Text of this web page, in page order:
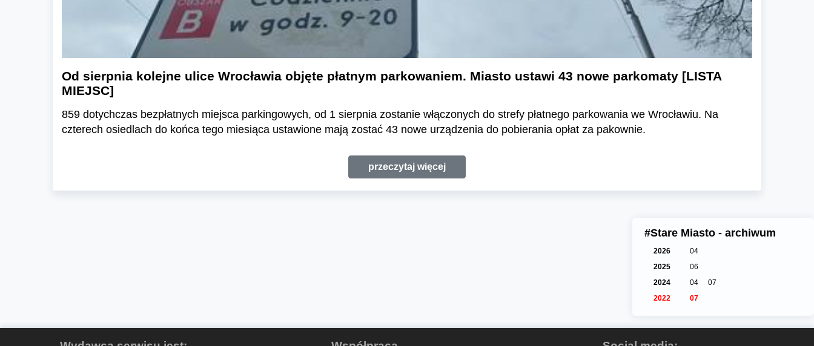
Od sierpnia kolejne ulice Wrocławia objęte płatnym parkowaniem. Miasto ustawi 43 nowe parkomaty [LISTA
MIEJSC]
859 dotychczas bezpłatnych miejsca parkingowych, od 1 sierpnia zostanie włączonych do strefy płatnego parkowania we Wrocławiu. Na
czterech osiedlach do końca tego miesiąca ustawione mają zostać 43 nowe urządzenia do pobierania opłat za pakownie.
przeczytaj więcej
#Stare Miasto - archiwum
2026
04
2025
06
2024
04
07
2022
07